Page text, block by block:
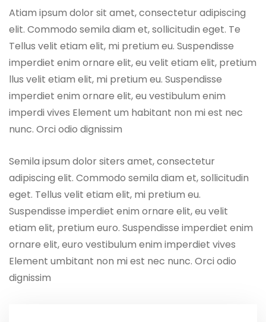
Atiam ipsum dolor sit amet, consectetur adipiscing
elit. Commodo semila diam et, sollicitudin eget. Te
Tellus velit etiam elit, mi pretium eu. Suspendisse
imperdiet enim ornare elit, eu velit etiam elit, pretium
llus velit etiam elit, mi pretium eu. Suspendisse
imperdiet enim ornare elit, eu vestibulum enim
imperdi vives Element um habitant non mi est nec
nunc. Orci odio dignissim
Semila ipsum dolor siters amet, consectetur
adipiscing elit. Commodo semila diam et, sollicitudin
eget. Tellus velit etiam elit, mi pretium eu.
Suspendisse imperdiet enim ornare elit, eu velit
etiam elit, pretium euro. Suspendisse imperdiet enim
ornare elit, euro vestibulum enim imperdiet vives
Element umbitant non mi est nec nunc. Orci odio
dignissim